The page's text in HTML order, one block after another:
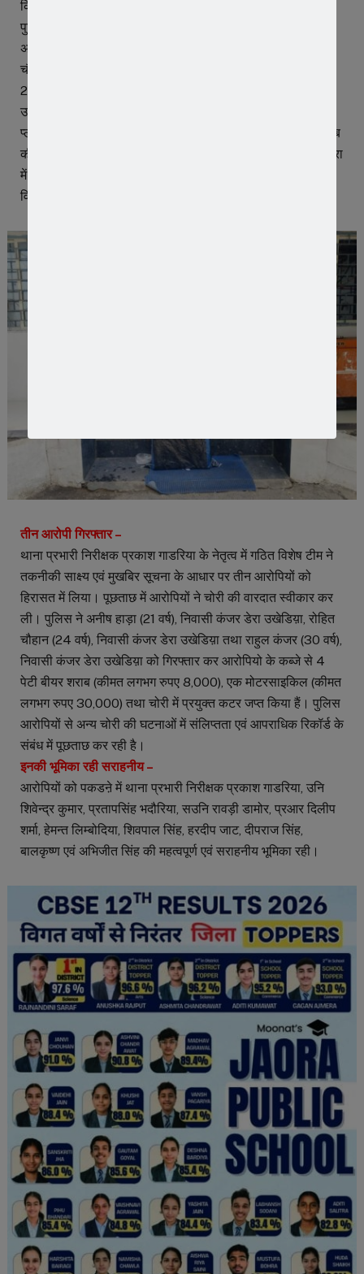
किया है।
पुलिस अधीक्षक रतलाम अमित कुमार के निर्देशन तथा अतिरिक्त पुलिस
अधीक्षक विवेक कुमार एवं नगर पुलिस अधीक्षक जावरा युवराज सिंह
चौहान के मार्गदर्शन में यह कार्रवाई की गई। पुलिस के अनुसार 19 मई
2026 को फरियादी निखिल सिलोदिया निवासी ग्राम दताना, जिला
उज्जैन ने रिपोर्ट दर्ज कराई थी कि उज्जैन-जावरा रोड स्थित भुतेड़ा टोल
प्लाजा के पास खड़ी उसकी पिकअप से अज्ञात बदमाशों ने शासकीय शराब
की 4 पेटियां चोरी कर ली थीं। शिकायत पर थाना औद्योगिक क्षेत्र जावरा
में धारा 305(सी) भारतीय न्याय संहिता के अंतर्गत प्रकरण पंजीबद्ध कर
विवेचना प्रारंभ की गई।
तीन आरोपी गिरफ्तार –
थाना प्रभारी निरीक्षक प्रकाश गाडरिया के नेतृत्व में गठित विशेष टीम ने
तकनीकी साक्ष्य एवं मुखबिर सूचना के आधार पर तीन आरोपियों को
हिरासत में लिया। पूछताछ में आरोपियों ने चोरी की वारदात स्वीकार कर
ली। पुलिस ने अनीष हाड़ा (21 वर्ष), निवासी कंजर डेरा उखेडिय़ा, रोहित
चौहान (24 वर्ष), निवासी कंजर डेरा उखेडिय़ा तथा राहुल कंजर (30 वर्ष),
निवासी कंजर डेरा उखेडिय़ा को गिरफ्तार कर आरोपियो के कब्जे से 4
पेटी बीयर शराब (कीमत लगभग रुपए 8,000), एक मोटरसाइकिल (कीमत
लगभग रुपए 30,000) तथा चोरी में प्रयुक्त कटर जप्त किया हैं। पुलिस
आरोपियों से अन्य चोरी की घटनाओं में संलिप्तता एवं आपराधिक रिकॉर्ड के
संबंध में पूछताछ कर रही है।
इनकी भूमिका रही सराहनीय –
आरोपियों को पकडऩे में थाना प्रभारी निरीक्षक प्रकाश गाडरिया, उनि
शिवेन्द्र कुमार, प्रतापसिंह भदौरिया, सउनि रावड़ी डामोर, प्रआर दिलीप
शर्मा, हेमन्त लिम्बोदिया, शिवपाल सिंह, हरदीप जाट, दीपराज सिंह,
बालकृष्ण एवं अभिजीत सिंह की महत्वपूर्ण एवं सराहनीय भूमिका रही।